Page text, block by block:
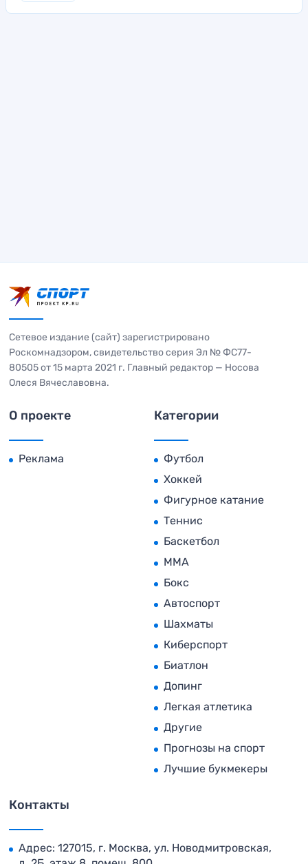
Сетевое издание (сайт) зарегистрировано
Роскомнадзором, свидетельство серия Эл № ФС77-
80505 от 15 марта 2021 г. Главный редактор — Носова
Олеся Вячеславовна.
О проекте
Реклама
Категории
Футбол
Хоккей
Фигурное катание
Теннис
Баскетбол
MMA
Бокс
Автоспорт
Шахматы
Киберспорт
Биатлон
Допинг
Легкая атлетика
Другие
Прогнозы на спорт
Лучшие букмекеры
Контакты
Адрес: 127015, г. Москва, ул. Новодмитровская,